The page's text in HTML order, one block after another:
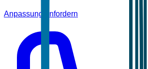
Anpassung anfordern